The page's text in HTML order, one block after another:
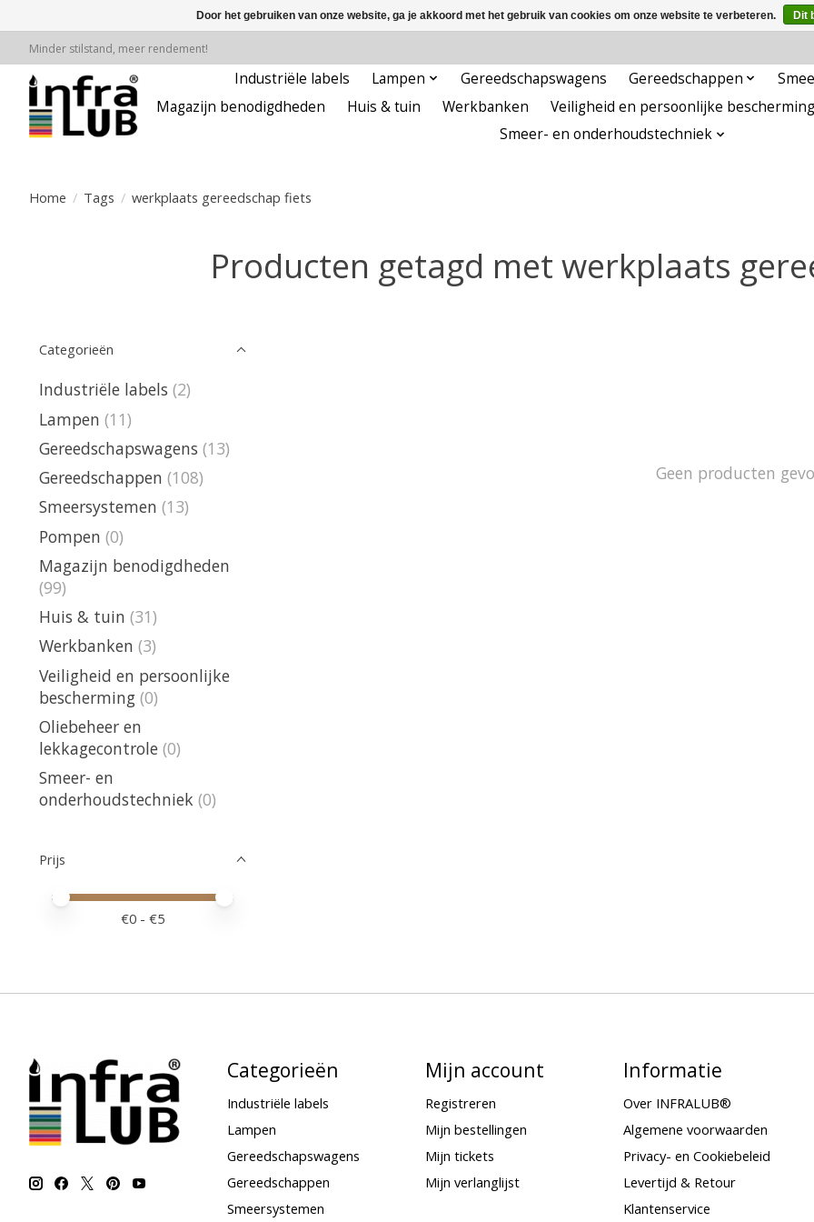
Minder stilstand, meer rendement!
Industriële labels Lampen Gereedschapswagens Gereedschappen
Magazijn benodigdheden
Huis & tuin Werkbanken Veiligheid en persoonlijke bescherming
Smeer- en onderhoudstechniek
Home / Tags / werkplaats gereedschap fiets
Producten getagd met werkplaats
Categorieën
Industriële labels (2)
Lampen (11)
Gereedschapswagens (13)
Gereedschappen (108)
Smeersystemen (13)
Pompen (0)
Magazijn benodigdheden
(99)
Huis & tuin (31)
Werkbanken (3)
Veiligheid en persoonlijke
bescherming (0)
Oliebeheer en
lekkagecontrole (0)
Smeer- en
onderhoudstechniek (0)
Prijs
Minimale prijswaarde
Price maximum value
€0 - €5
Geen producten
Categorieën
Industriële labels
Lampen
Gereedschapswagens
Gereedschappen
Smeersystemen
Mijn account
Registreren
Mijn bestellingen
Mijn tickets
Mijn verlanglijst
Informatie
Over INFRALUB®
Algemene voorwaarden
Privacy- en Cookiebeleid
Levertijd & Retour
Klantenservice
Door het gebruiken van onze website, ga je akkoord met het gebruik van cookies om onze website te verbeteren. Dit